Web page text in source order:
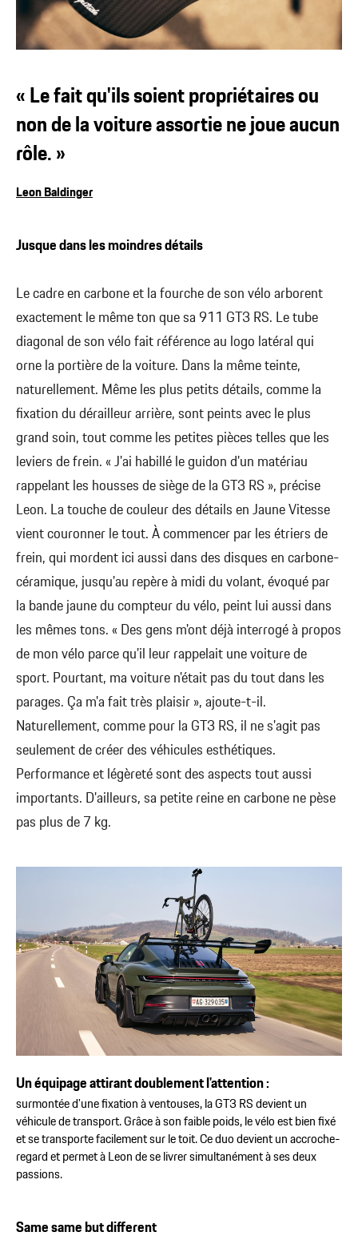
« Le fait qu'ils soient propriétaires ou
non de la voiture assortie ne joue aucun
rôle. »
Leon Baldinger
Jusque dans les moindres détails
Le cadre en carbone et la fourche de son vélo arborent
exactement le même ton que sa 911 GT3 RS. Le tube
diagonal de son vélo fait référence au logo latéral qui
orne la portière de la voiture. Dans la même teinte,
naturellement. Même les plus petits détails, comme la
fixation du dérailleur arrière, sont peints avec le plus
grand soin, tout comme les petites pièces telles que les
leviers de frein. « J'ai habillé le guidon d'un matériau
rappelant les housses de siège de la GT3 RS », précise
Leon. La touche de couleur des détails en Jaune Vitesse
vient couronner le tout. À commencer par les étriers de
frein, qui mordent ici aussi dans des disques en carbone-
céramique, jusqu'au repère à midi du volant, évoqué par
la bande jaune du compteur du vélo, peint lui aussi dans
les mêmes tons. « Des gens m'ont déjà interrogé à propos
de mon vélo parce qu'il leur rappelait une voiture de
sport. Pourtant, ma voiture n'était pas du tout dans les
parages. Ça m'a fait très plaisir », ajoute-t-il.
Naturellement, comme pour la GT3 RS, il ne s'agit pas
seulement de créer des véhicules esthétiques.
Performance et légèreté sont des aspects tout aussi
importants. D'ailleurs, sa petite reine en carbone ne pèse
pas plus de 7 kg.
Un équipage attirant doublement l'attention :
surmontée d'une fixation à ventouses, la GT3 RS devient un
véhicule de transport. Grâce à son faible poids, le vélo est bien fixé
et se transporte facilement sur le toit. Ce duo devient un accroche-
regard et permet à Leon de se livrer simultanément à ses deux
passions.
Same same but different